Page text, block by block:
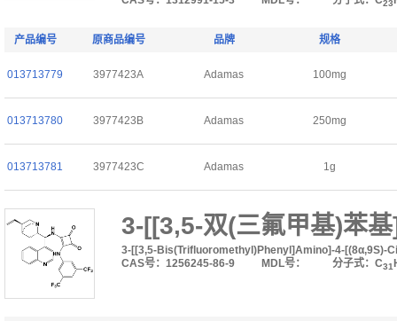
23
产品编号 原商品编号 品牌 规格
013713779 3977423A Adamas 100mg
013713780 3977423B Adamas 250mg
013713781 3977423C Adamas 1g
3-[[3,5-双(三氟甲基)苯
3-[[3,5-Bis(Trifluoromethyl)Phenyl]Amino]-4-[(8α,9S)-
CAS号：1256245-86-9
MDL号： 分子式：C31